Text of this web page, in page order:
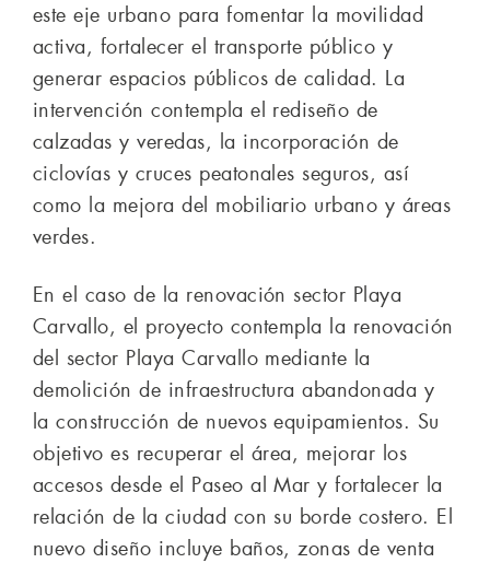
este eje urbano para fomentar la movilidad
activa, fortalecer el transporte público y
generar espacios públicos de calidad. La
intervención contempla el rediseño de
calzadas y veredas, la incorporación de
ciclovías y cruces peatonales seguros, así
como la mejora del mobiliario urbano y áreas
verdes.
En el caso de la renovación sector Playa
Carvallo, el proyecto contempla la renovación
del sector Playa Carvallo mediante la
demolición de infraestructura abandonada y
la construcción de nuevos equipamientos. Su
objetivo es recuperar el área, mejorar los
accesos desde el Paseo al Mar y fortalecer la
relación de la ciudad con su borde costero. El
nuevo diseño incluye baños, zonas de venta